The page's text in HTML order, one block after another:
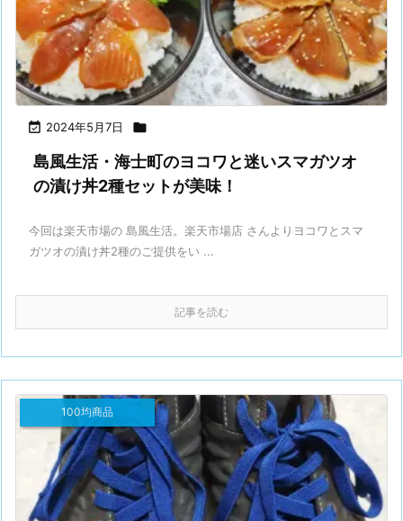
 2024年5月7日 
島風生活・海士町のヨコワと迷いスマガツオ
の漬け丼2種セットが美味！
今回は楽天市場の 島風生活。楽天市場店 さんよりヨコワとスマ
ガツオの漬け丼2種のご提供をい ...
記事を読む
100均商品